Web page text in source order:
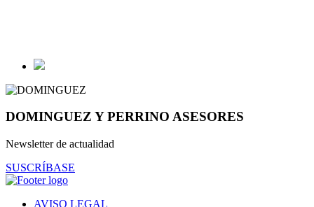
DOMINGUEZ Y PERRINO ASESORES
Newsletter de actualidad
SUSCRÍBASE
AVISO LEGAL